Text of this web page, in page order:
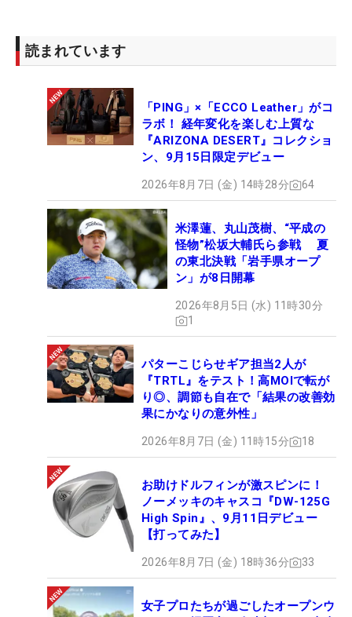
読まれています
「PING」×「ECCO Leather」がコ
ラボ！ 経年変化を楽しむ上質な
『ARIZONA DESERT』コレクショ
ン、9月15日限定デビュー
2026年8月7日 (金) 14時28分 64
米澤蓮、丸山茂樹、“平成の
怪物”松坂大輔氏ら参戦 夏
の東北決戦「岩手県オープ
ン」が8日開幕
2026年8月5日 (水) 11時30分
1
パターこじらせギア担当2人が
『TRTL』をテスト！高MOIで転が
り◎、調節も自在で「結果の改善効
果にかなりの意外性」
2026年8月7日 (金) 11時15分 18
お助けドルフィンが激スピンに！
ノーメッキのキャスコ『DW-125G
High Spin』、9月11日デビュー
【打ってみた】
2026年8月7日 (金) 18時36分 33
女子プロたちが過ごしたオープンウ